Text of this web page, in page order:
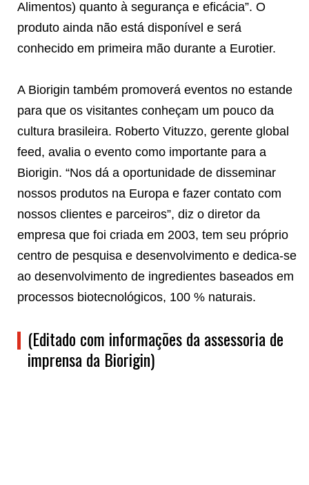
Alimentos) quanto à segurança e eficácia”. O
produto ainda não está disponível e será
conhecido em primeira mão durante a Eurotier.
A Biorigin também promoverá eventos no estande
para que os visitantes conheçam um pouco da
cultura brasileira. Roberto Vituzzo, gerente global
feed, avalia o evento como importante para a
Biorigin. “Nos dá a oportunidade de disseminar
nossos produtos na Europa e fazer contato com
nossos clientes e parceiros”, diz o diretor da
empresa que foi criada em 2003, tem seu próprio
centro de pesquisa e desenvolvimento e dedica-se
ao desenvolvimento de ingredientes baseados em
processos biotecnológicos, 100 % naturais.
(Editado com informações da assessoria de
imprensa da Biorigin)